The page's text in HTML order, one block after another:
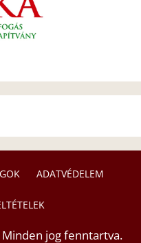
ADATVÉDELEM
jog fenntartva.